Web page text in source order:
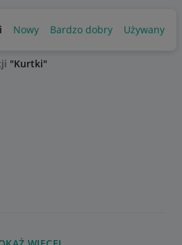
Nowy Bardzo dobry Używany
"Kurtki"